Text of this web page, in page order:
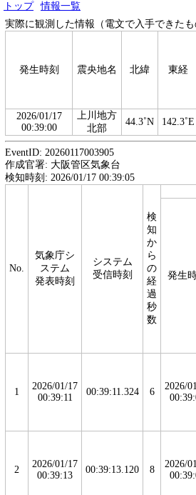
トップ
情報一覧
実際に観測した情報（電文で入手できたも
発生時刻 震央地名 北緯 東経
2026/01/17
00:39:00
上川地方
北部
44.3˚N 142.3˚E
EventID: 20260117003905
作成官署: 大阪管区気象台
検知時刻: 2026/01/17 00:39:05
No.
気象庁シ
ステム
発表時刻
システム
受信時刻
検
知
か
ら
の
経
過
秒
数
発生
1
2026/01/17
00:39:11
00:39:11.324 6
2026/
2
2026/01/17
00:39:13
00:39:13.120 8
2026/